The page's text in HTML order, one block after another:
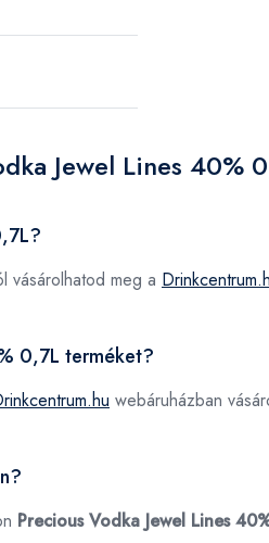
Jewel Lines 40%
vásárolhatod meg a
0,7L terméket?
webáruházban
Precious Vodka Jewel Lines